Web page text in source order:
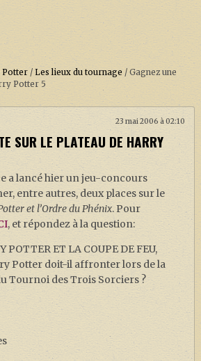
(REBOOT)
Potter/ Les lieux du tournage / Gagnez une
Potter 5
23 mai 2006 à 02:10
SUR LE PLATEAU DE HARRY
a lancé hier un jeu-concours
entre autres, deux places sur le
et l’Ordre du Phénix. Pour
, et répondez à la question:
POTTER ET LA COUPE DE FEU,
Potter doit-il affronter lors de la
Tournoi des Trois Sorciers ?